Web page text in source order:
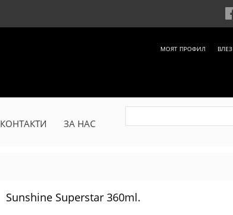
МОЯТ ПРОФИЛ ВЛЕЗ
КОНТАКТИ ЗА НАС
Sunshine Superstar 360ml.